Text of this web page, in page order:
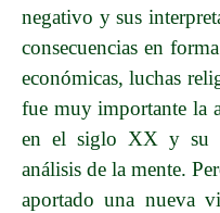
negativo y sus
consecuencias en
económicas, luchas
fue muy importante la
en el siglo XX y su
análisis de la mente.
aportado una nueva